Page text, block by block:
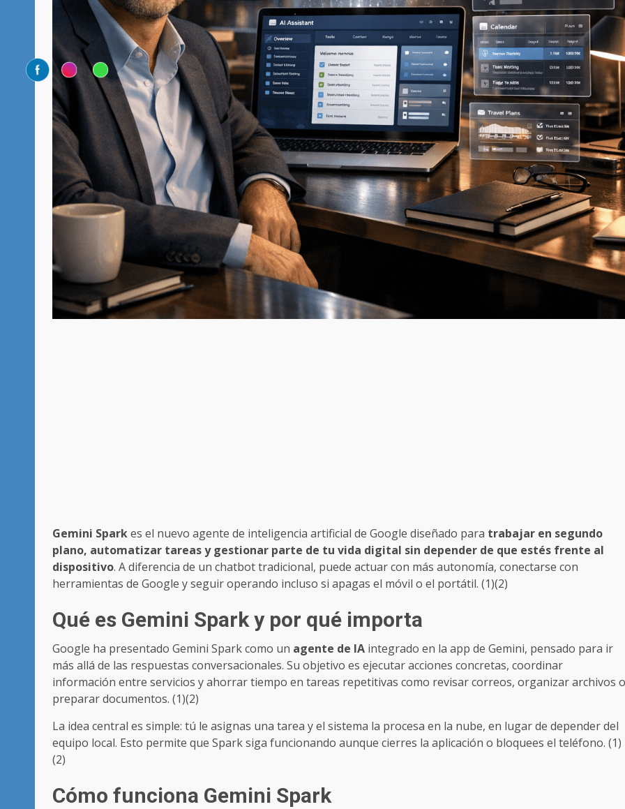
Gemini Sparkes el nuevo agente de inteligencia artificial de Google diseñado para trabajar en segundo
plano, automatizar tareas y gestionar parte de tu vida digital sin depender de que estés frente al
dispositivo. A diferencia de un chatbot tradicional, puede actuar con más autonomía, conectarse con
herramientas de Google y seguir operando incluso si apagas el móvil o el portátil. (1)(2)
Qué es Gemini Spark y por qué importa
Google ha presentado Gemini Spark como un agente de IA integrado en la app de Gemini, pensado para ir
más allá de las respuestas conversacionales. Su objetivo es ejecutar acciones concretas, coordinar
información entre servicios y ahorrar tiempo en tareas repetitivas como revisar correos, organizar archivos o
preparar documentos. (1)(2)
La idea central es simple: tú le asignas una tarea y el sistema la procesa en la nube, en lugar de depender del
equipo local. Esto permite que Spark siga funcionando aunque cierres la aplicación o bloquees el teléfono. (1)
(2)
Cómo funciona Gemini Spark